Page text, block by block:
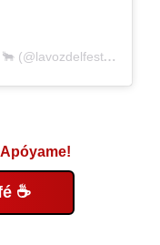
Una publicación compartida de 𝑪𝒓𝒊𝒔 🐂 (@lavozdelfestejo)
☕